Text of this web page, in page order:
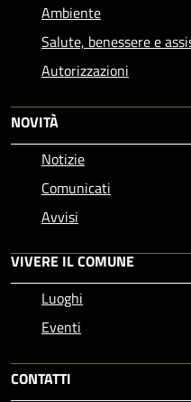
Ambiente
Salute, benessere e
Autorizzazioni
NOVITÀ
Notizie
Comunicati
Avvisi
VIVERE IL COMUNE
Luoghi
Eventi
CONTATTI